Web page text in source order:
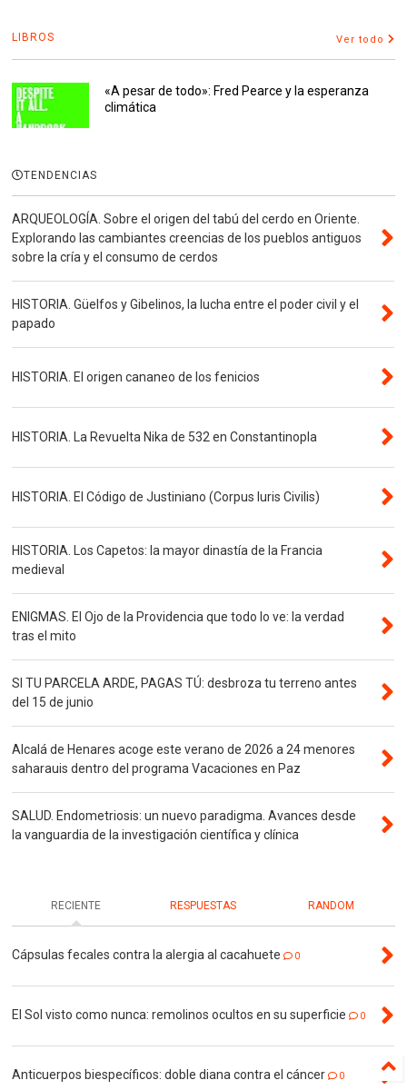
LIBROS Ver todo
«A pesar de todo»: Fred Pearce y la esperanza
climática
TENDENCIAS
ARQUEOLOGÍA. Sobre el origen del tabú del cerdo en Oriente.
Explorando las cambiantes creencias de los pueblos antiguos
sobre la cría y el consumo de cerdos
HISTORIA. Güelfos y Gibelinos, la lucha entre el poder civil y el
papado
HISTORIA. El origen cananeo de los fenicios
HISTORIA. La Revuelta Nika de 532 en Constantinopla
HISTORIA. El Código de Justiniano (Corpus Iuris Civilis)
HISTORIA. Los Capetos: la mayor dinastía de la Francia
medieval
ENIGMAS. El Ojo de la Providencia que todo lo ve: la verdad
tras el mito
SI TU PARCELA ARDE, PAGAS TÚ: desbroza tu terreno antes
del 15 de junio
Alcalá de Henares acoge este verano de 2026 a 24 menores
saharauis dentro del programa Vacaciones en Paz
SALUD. Endometriosis: un nuevo paradigma. Avances desde
la vanguardia de la investigación científica y clínica
RECIENTE RESPUESTAS RANDOM
Cápsulas fecales contra la alergia al cacahuete 0
El Sol visto como nunca: remolinos ocultos en su superficie 0
Anticuerpos biespecíficos: doble diana contra el cáncer 0